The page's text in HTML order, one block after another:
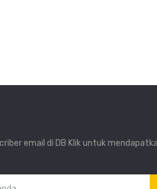
email di DB Klik untuk